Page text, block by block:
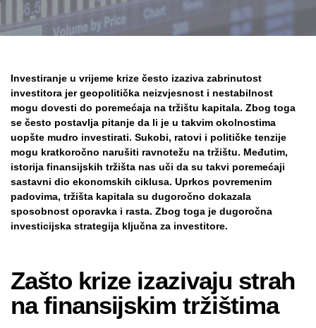
Investiranje u vrijeme krize često izaziva zabrinutost
investitora jer geopolitička neizvjesnost i nestabilnost
mogu dovesti do poremećaja na tržištu kapitala. Zbog toga
se često postavlja pitanje da li je u takvim okolnostima
uopšte mudro investirati. Sukobi, ratovi i političke tenzije
mogu kratkoročno narušiti ravnotežu na tržištu. Međutim,
istorija finansijskih tržišta nas uči da su takvi poremećaji
sastavni dio ekonomskih ciklusa. Uprkos povremenim
padovima, tržišta kapitala su dugoročno dokazala
sposobnost oporavka i rasta. Zbog toga je dugoročna
investicijska strategija ključna za investitore.
Zašto krize izazivaju strah
na finansijskim tržištima